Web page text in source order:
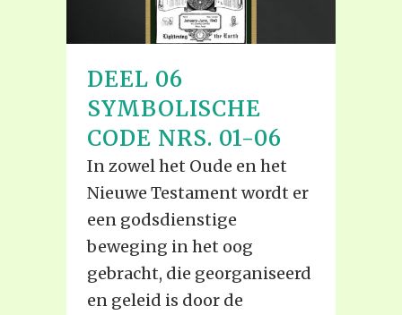
DEEL 06
SYMBOLISCHE
CODE NRS. 01-06
In zowel het Oude en het
Nieuwe Testament wordt er
een godsdienstige
beweging in het oog
gebracht, die georganiseerd
en geleid is door de